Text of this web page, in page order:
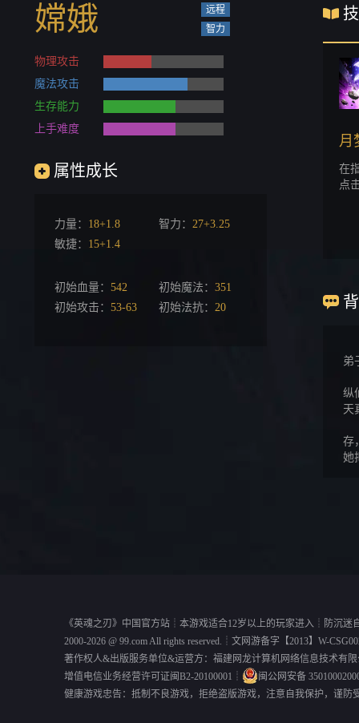
嫦娥
远程
智力
物理攻击
魔法攻击
生存能力
上手难度
属性成长
力量： 18+1.8 智力： 27+3.25
敏捷： 15+1.4
初始血量： 542 初始魔法： 351
初始攻击： 53-63 初始法抗： 20
月
在
点
弟
纵
天
存
她
《英魂之刃》中国官方站┊本游戏适合12岁以上的玩家进入┊ 防沉迷
2000-2026 @ 99.comAll rights reserved.┊ 文网游备字【2013】W-
著作权人&出版服务单位&运营方：福建网龙计算机网络信息技术有
增值电信业务经营许可证闽B2-20100001 ┊
闽公网安备
健康游戏忠告：抵制不良游戏，拒绝盗版游戏，注意自我保护，谨